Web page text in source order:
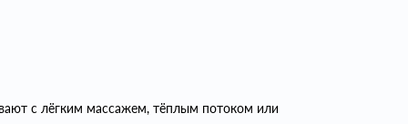
с лёгким массажем, тёплым потоком или